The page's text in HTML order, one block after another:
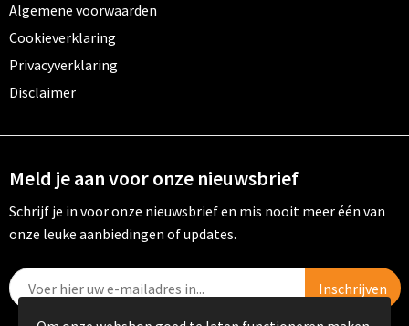
Algemene voorwaarden
Cookieverklaring
Privacyverklaring
Disclaimer
Meld je aan voor onze nieuwsbrief
Schrijf je in voor onze nieuwsbrief en mis nooit meer één van
onze leuke aanbiedingen of updates.